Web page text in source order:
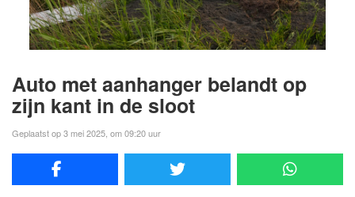
Auto met aanhanger belandt op
zijn kant in de sloot
Geplaatst op 3 mei 2025, om 09:20 uur